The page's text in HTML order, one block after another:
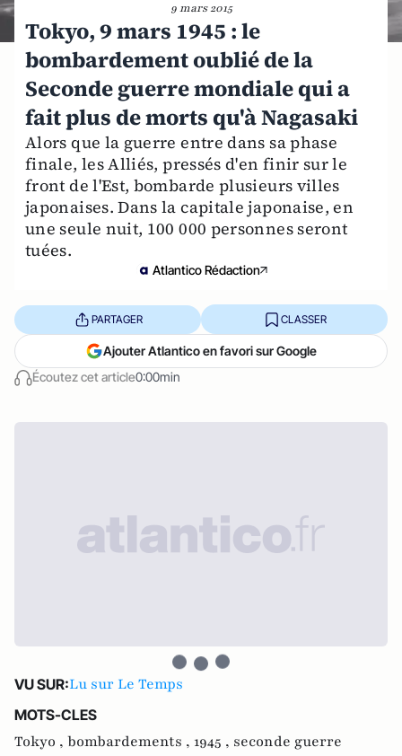
9 mars 2015
Tokyo, 9 mars 1945 : le
bombardement oublié de la
Seconde guerre mondiale qui a
fait plus de morts qu'à Nagasaki
Alors que la guerre entre dans sa phase
finale, les Alliés, pressés d'en finir sur le
front de l'Est, bombarde plusieurs villes
japonaises. Dans la capitale japonaise, en
une seule nuit, 100 000 personnes seront
tuées.
Atlantico Rédaction
Écoutez cet article0:00min
PARTAGER CLASSER
Ajouter Atlantico en favori sur Google
VU SUR:Lu sur Le Temps
MOTS-CLES
Tokyo , bombardements , 1945 , seconde guerre